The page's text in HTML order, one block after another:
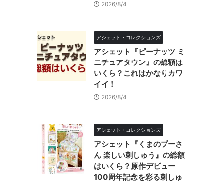
2026/8/4
アシェット・コレクションズ
アシェット『ピーナッツ ミ
ニチュアタウン』の総額は
いくら？これはかなりカワ
イイ！
2026/8/4
アシェット・コレクションズ
アシェット『くまのプーさ
ん 楽しい刺しゅう』の総額
はいくら？原作デビュー
100周年記念を彩る刺しゅ